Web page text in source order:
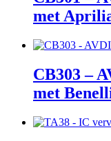
met
CB303 –
met